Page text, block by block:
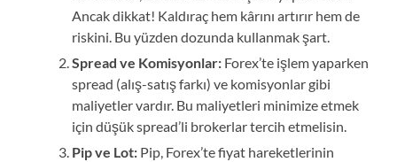
Ancak dikkat! Kaldıraç hem kârını artırır hem de
riskini. Bu yüzden dozunda kullanmak şart.
Spread ve Komisyonlar: Forex’te işlem yaparken
spread (alış-satış farkı) ve komisyonlar gibi
maliyetler vardır. Bu maliyetleri minimize etmek
için düşük spread’li brokerlar tercih etmelisin.
Pip ve Lot: Pip, Forex’te fiyat hareketlerinin